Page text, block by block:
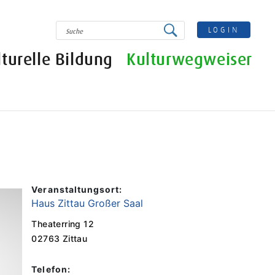
SUCHE LOGIN
Bildung Kulturwegweiser
Veranstaltungsort:
Haus Zittau Großer Saal
Theaterring 12
02763 Zittau
Telefon: